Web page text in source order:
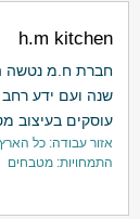
h.m kitchen
שנה ועם ידע רחב
עוסקים בעיצוב
אזור עבודה: כל הארץ
התמחויות: מטבחים